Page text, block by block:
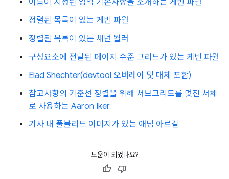
이름이 지정된 영역 기본사항을 소개하는 케빈 파월
정렬된 목록이 있는 케빈 파월
정렬된 목록이 있는 섀넌 묄러
구성요소에 전달된 페이지 수준 그리드가 있는 케빈 파월
Elad Shechter(devtool 오버레이 및 대체 포함)
참고사항의 기준선 정렬을 위해 서브그리드를 멋진 서체
로 사용하는 Aaron Iker
기사 내 풀블리드 이미지가 있는 애덤 아르길
도움이 되었나요?